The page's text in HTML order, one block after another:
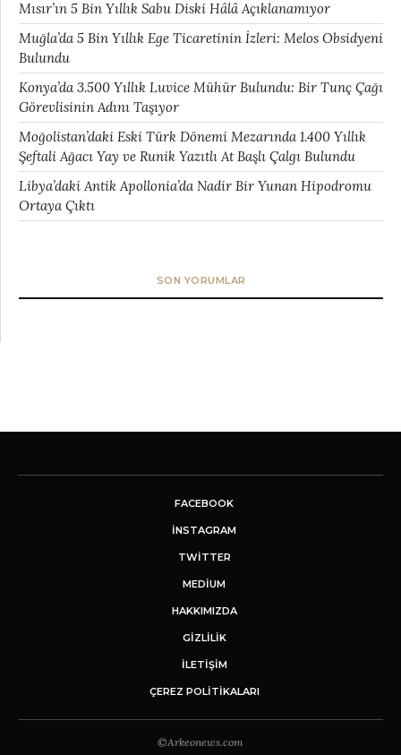
Mısır’ın 5 Bin Yıllık Sabu Diski Hâlâ Açıklanamıyor
Muğla’da 5 Bin Yıllık Ege Ticaretinin İzleri: Melos Obsidyeni
Bulundu
Konya’da 3.500 Yıllık Luvice Mühür Bulundu: Bir Tunç Çağı
Görevlisinin Adını Taşıyor
Moğolistan’daki Eski Türk Dönemi Mezarında 1.400 Yıllık
Şeftali Ağacı Yay ve Runik Yazıtlı At Başlı Çalgı Bulundu
Libya’daki Antik Apollonia’da Nadir Bir Yunan Hipodromu
Ortaya Çıktı
SON YORUMLAR
FACEBOOK
INSTAGRAM
TWITTER
MEDIUM
HAKKIMIZDA
GİZLİLİK
İLETIŞIM
ÇEREZ POLITIKALARI
©Arkeonews.com